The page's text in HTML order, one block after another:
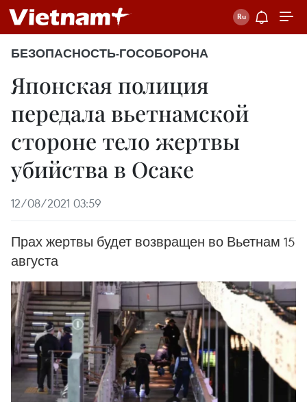
БЕЗОПАСНОСТЬ-ГОСОБОРОНА
Японская полиция
передала вьетнамской
стороне тело жертвы
убийства в Осаке
12/08/2021 03:59
Прах жертвы будет возвращен во Вьетнам 15
августа